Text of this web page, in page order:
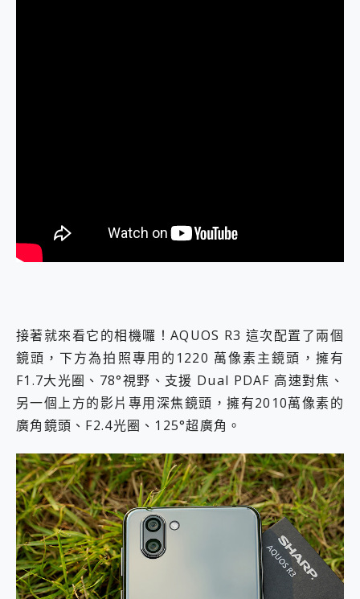
接著就來看它的相機囉！AQUOS R3 這次配置了兩個
鏡頭，下方為拍照專用的1220 萬像素主鏡頭，擁有
F1.7大光圈、78°視野、支援 Dual PDAF 高速對焦、
另一個上方的影片專用深焦鏡頭，擁有2010萬像素的
廣角鏡頭、F2.4光圈、125°超廣角。